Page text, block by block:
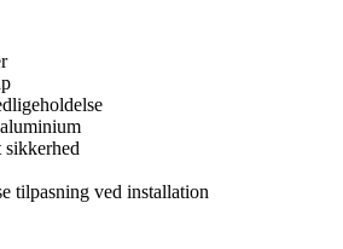
tilpasning ved installation